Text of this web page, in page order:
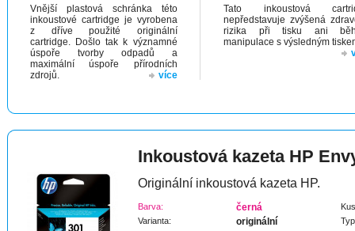
Vnější plastová schránka této
inkoustové cartridge je vyrobena
z dříve použité originální
cartridge. Došlo tak k významné
úspoře tvorby odpadů a
maximální úspoře přírodních
zdrojů.
více
Tato inkoustová
nepředstavuje zvýšená
rizika při tisku ani
manipulace s výsledným
Inkoustová kazeta HP
Originální inkoustová kazeta HP.
Barva: černá
Varianta: originální